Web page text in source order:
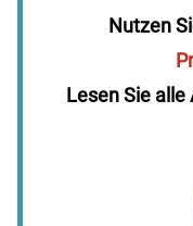
Nutzen
Lesen Sie alle